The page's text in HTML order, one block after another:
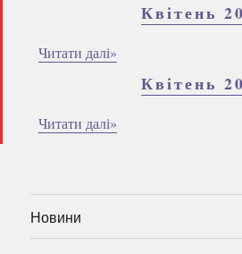
Квітень
Читати далі»
Квітень
Читати далі»
Новини